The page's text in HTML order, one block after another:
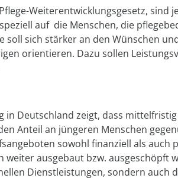
Weiterentwicklungsgesetz, sind
auf die Menschen, die
soll sich stärker an den Wünschen
orientieren. Dazu sollen
in Deutschland zeigt, dass
Anteil an jüngeren Menschen
sowohl finanziell als auch
weiter ausgebaut bzw. ausgeschöpft
Dienstleistungen, sondern auch